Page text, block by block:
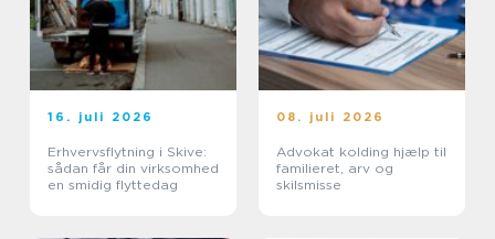
16. juli 2026
Erhvervsflytning i Skive:
sådan får din virksomhed
en smidig flyttedag
08. juli 2026
Advokat kolding hjælp til
familieret, arv og
skilsmisse